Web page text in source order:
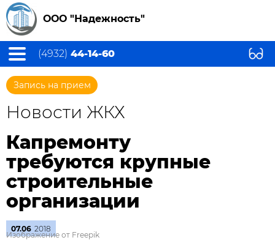
ООО "Надежность"
(4932) 44-14-60
Запись на прием
Новости ЖКХ
Капремонту
требуются крупные
строительные
организации
07.06 2018
Изображение от Freepik